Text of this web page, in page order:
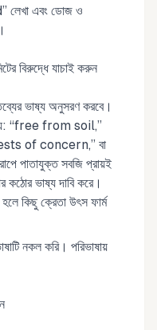
লেখা এবং ডোজ ও
বিরুদ্ধে যাচাই করুন
ভাষ্য অনুসরণ করবে।
“free from soil,”
of concern,” বা
পাতাযুক্ত সবজি প্রায়ই
কঠোর ভাষ্য দাবি করে।
কিছু ক্রেতা উৎস ফার্ম
নকল করি। পরিভাষায়